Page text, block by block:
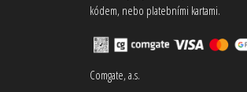
kódem, nebo platebními kartami.
Comgate, a.s.